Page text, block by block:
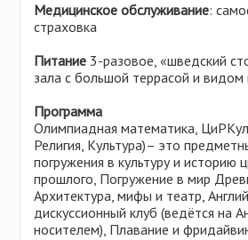
Медицинское обслуживание:
страховка
Питание 3-разовое, «шведский
зала с большой террасой и видом
Программа
Олимпиадная математика,
Религия, Культура)– это
погружения в культуру и историю
прошлого, Погружение в мир
Архитектура, мифы и театр,
дискуссионный клуб (ведётся на
носителем), Плавание и